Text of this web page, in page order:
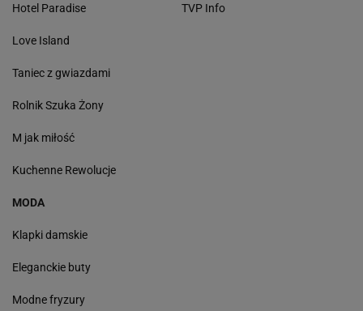
Hotel Paradise
Love Island
Taniec z gwiazdami
Rolnik Szuka Żony
M jak miłość
Kuchenne Rewolucje
TVP Info
MODA
Klapki damskie
Eleganckie buty
Modne fryzury